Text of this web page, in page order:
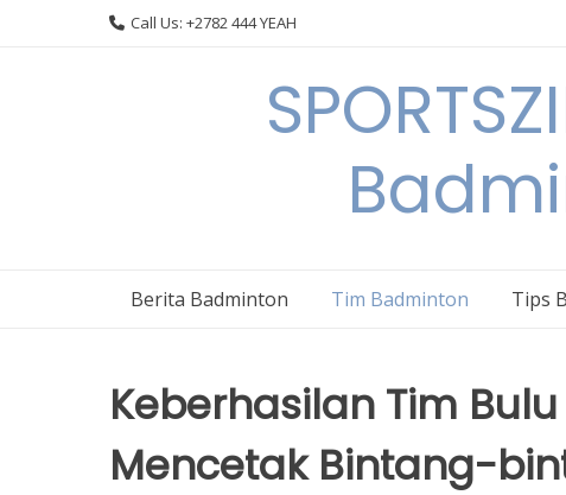
Call Us: +2782 444 YEAH
Berita Badminton Tim Badminton Tips
Keberhasilan Tim
Mencetak Bintang-